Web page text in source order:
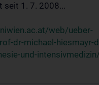
seit 1. 7. 2008...
web/ueber-
dr-michael-hiesmayr-
und-intensivmedizin/